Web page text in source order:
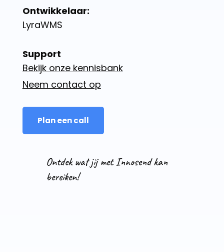
Ontwikkelaar:
LyraWMS
Support
Bekijk onze kennisbank
Neem contact op
Plan een call
Ontdek wat jij met Innosend kan
bereiken!